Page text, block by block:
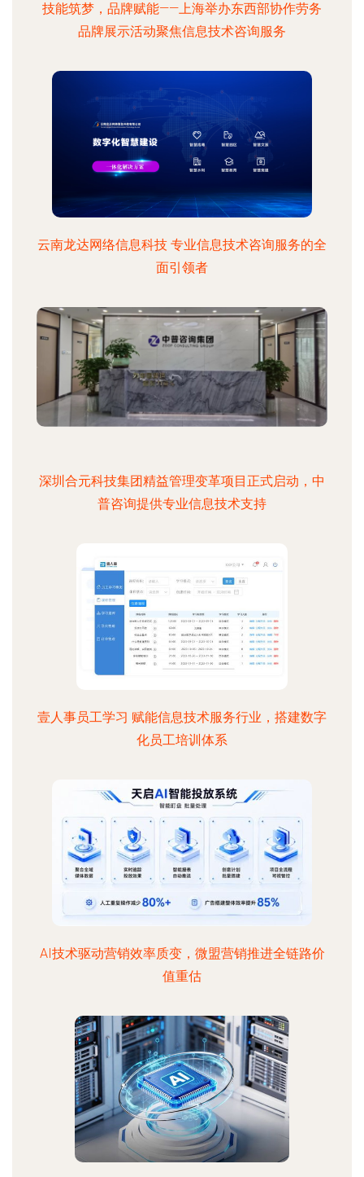
技能筑梦，品牌赋能——上海举办东西部协作劳务
品牌展示活动聚焦信息技术咨询服务
云南龙达网络信息科技 专业信息技术咨询服务的全
面引领者
深圳合元科技集团精益管理变革项目正式启动，中
普咨询提供专业信息技术支持
壹人事员工学习 赋能信息技术服务行业，搭建数字
化员工培训体系
AI技术驱动营销效率质变，微盟营销推进全链路价
值重估